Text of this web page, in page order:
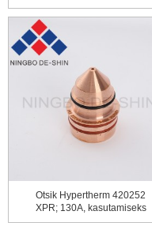
Otsik Hypertherm 420252
XPR; 130A, kasutamiseks
koos...